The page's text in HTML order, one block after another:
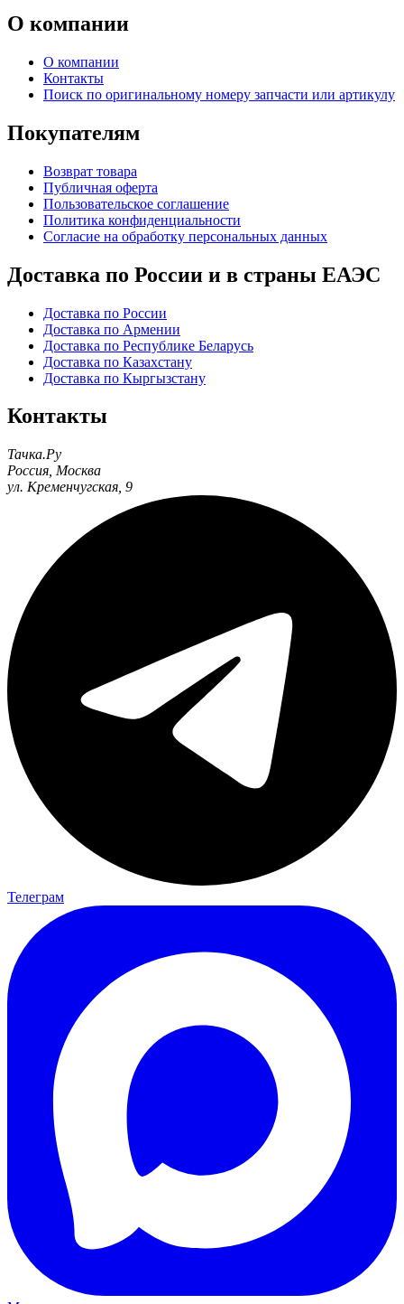
О компании
О компании
Контакты
Поиск по оригинальному номеру запчасти или артикулу
Покупателям
Возврат товара
Публичная оферта
Пользовательское соглашение
Политика конфиденциальности
Согласие на обработку персональных данных
Доставка по России и в страны ЕАЭС
Доставка по России
Доставка по Армении
Доставка по Республике Беларусь
Доставка по Казахстану
Доставка по Кыргызстану
Контакты
Тачка.Ру
Россия Москва
ул. Кременчугская, 9
Телеграм